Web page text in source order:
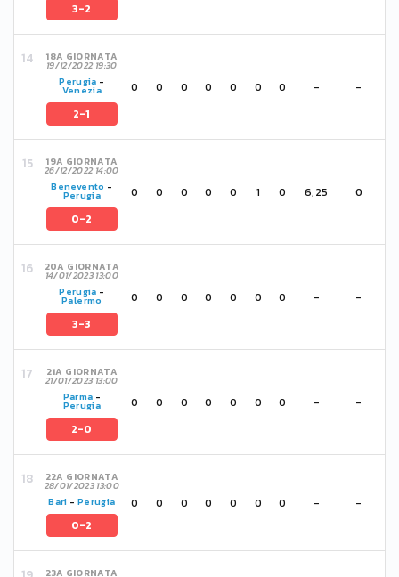
3-2
18A GIORNATA
19/12/2022 19:30
Perugia -
Venezia
2-1
0 0 0 0 0 0 0 - -
19A GIORNATA
26/12/2022 14:00
Benevento -
Perugia
0-2
0 0 0 0 0 1 0 6,25 0
20A GIORNATA
14/01/2023 13:00
Perugia -
Palermo
3-3
0 0 0 0 0 0 0 - -
21A GIORNATA
21/01/2023 13:00
Parma -
Perugia
2-0
0 0 0 0 0 0 0 - -
22A GIORNATA
28/01/2023 13:00
Bari - Perugia
0-2
0 0 0 0 0 0 0 - -
23A GIORNATA